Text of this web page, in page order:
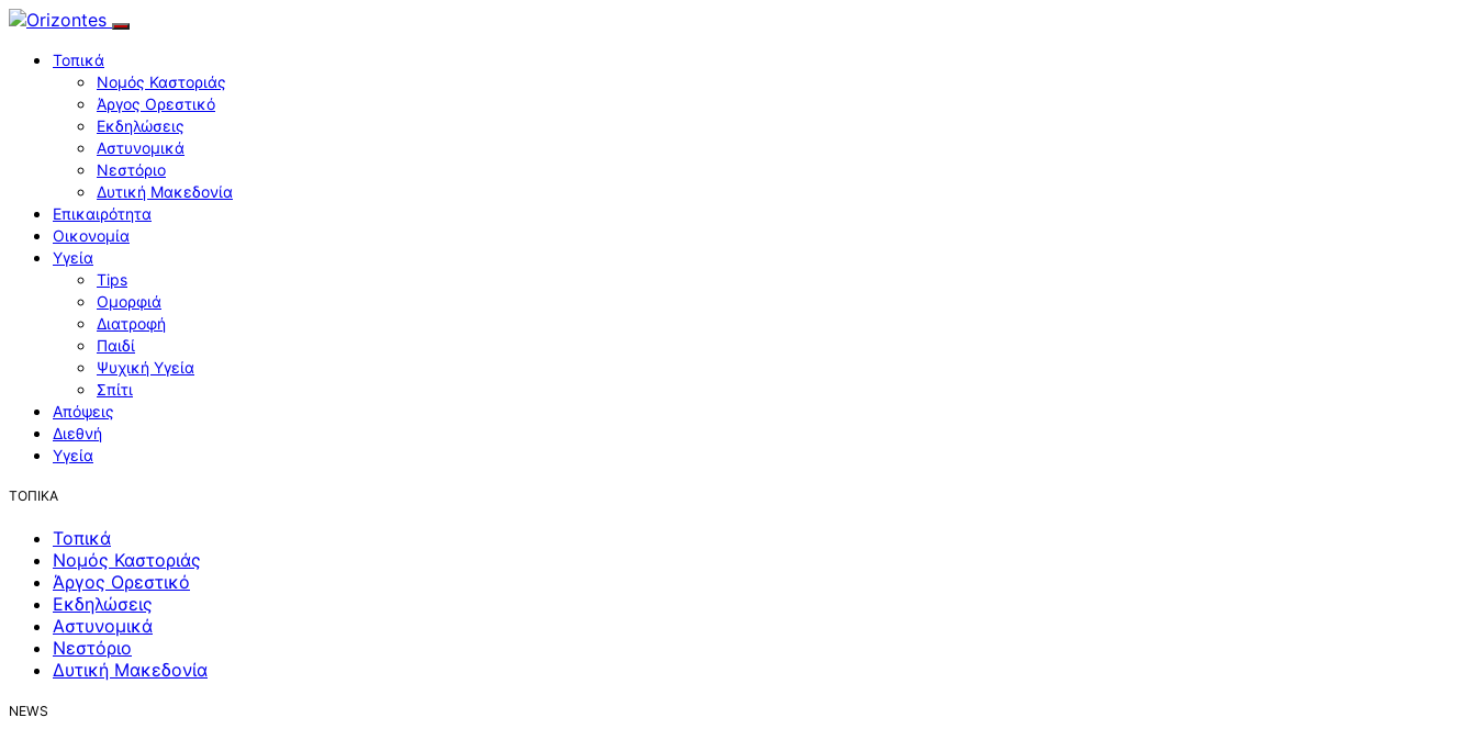
Τοπικά
Νομός Καστοριάς
Άργος Ορεστικό
Εκδηλώσεις
Αστυνομικά
Νεστόριο
Δυτική Μακεδονία
Επικαιρότητα
Οικονομία
Υγεία
Tips
Ομορφιά
Διατροφή
Παιδί
Ψυχική Υγεία
Σπίτι
Απόψεις
Διεθνή
Υγεία
ΤΟΠΙΚΑ
Τοπικά
Νομός Καστοριάς
Άργος Ορεστικό
Εκδηλώσεις
Αστυνομικά
Νεστόριο
Δυτική Μακεδονία
NEWS